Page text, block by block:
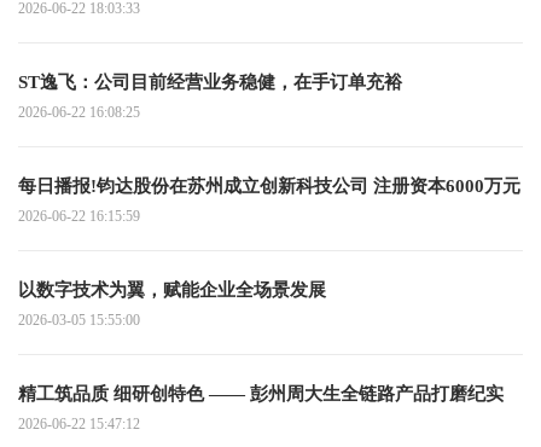
2026-06-22 18:03:33
ST逸飞：公司目前经营业务稳健，在手订单充裕
2026-06-22 16:08:25
每日播报!钧达股份在苏州成立创新科技公司 注册资本6000万元
2026-06-22 16:15:59
以数字技术为翼，赋能企业全场景发展
2026-03-05 15:55:00
精工筑品质 细研创特色 —— 彭州周大生全链路产品打磨纪实
2026-06-22 15:47:12